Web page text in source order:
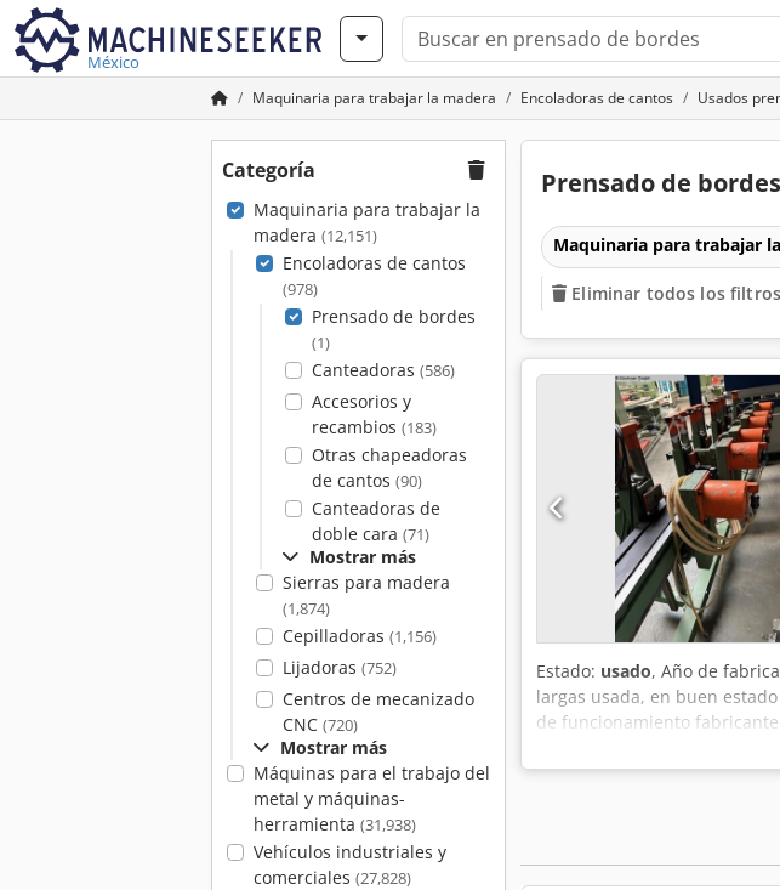
México
Maquinaria para trabajar la madera Encoladoras de cantos Usados
Categoría
Maquinaria para trabajar la
madera (12,151)
Encoladoras de cantos
(978)
Prensado de bordes
(1)
Canteadoras (586)
Accesorios y
recambios (183)
Otras chapeadoras
de cantos (90)
Canteadoras de
doble cara (71)
Mostrar más
Sierras para madera
(1,874)
Cepilladoras (1,156)
Lijadoras (752)
Centros de mecanizado
CNC (720)
Mostrar más
Máquinas para el trabajo del
metal y máquinas-
herramienta (31,938)
Vehículos industriales y
comerciales (27,828)
Prensado de
Maquinaria para trabajar
Eliminar todos los filtros
Estado: usado, Año de
largas usada, en buen
de funcionamiento
de presión 1 carril
nebulizador conductos de
apriete conector para carril
carga libre, sin embalar